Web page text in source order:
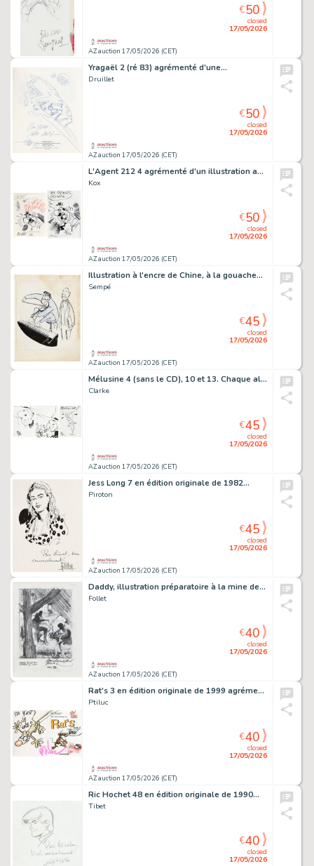
AZ auction 17/05/2026 (CET)
closed
17/05/2026
€50
Yragaël 2 (ré 83) agrémenté d'une…
Druillet
AZ auction 17/05/2026 (CET)
closed
17/05/2026
€50
L'Agent 212 4 agrémenté d'un illustration au…
Kox
AZ auction 17/05/2026 (CET)
closed
17/05/2026
€50
Illustration à l'encre de Chine, à la gouache…
Sempé
AZ auction 17/05/2026 (CET)
closed
17/05/2026
€45
Mélusine 4 (sans le CD), 10 et 13. Chaque album…
Clarke
AZ auction 17/05/2026 (CET)
closed
17/05/2026
€45
Jess Long 7 en édition originale de 1982…
Piroton
AZ auction 17/05/2026 (CET)
closed
17/05/2026
€45
Daddy, illustration préparatoire à la mine de…
Follet
AZ auction 17/05/2026 (CET)
closed
17/05/2026
€40
Rat's 3 en édition originale de 1999 agrémenté…
Ptiluc
AZ auction 17/05/2026 (CET)
closed
17/05/2026
€40
Ric Hochet 48 en édition originale de 1990…
Tibet
closed
17/05/2026
€40